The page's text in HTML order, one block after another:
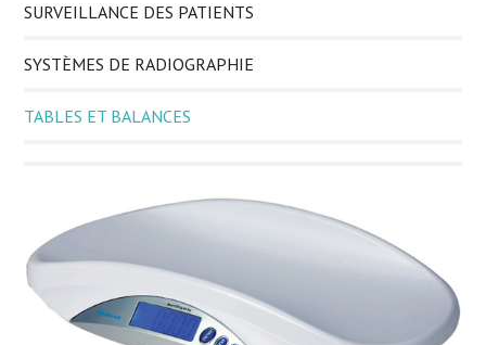
SURVEILLANCE DES PATIENTS
SYSTÈMES DE RADIOGRAPHIE
TABLES ET BALANCES